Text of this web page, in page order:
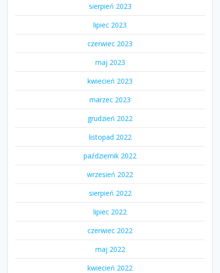
sierpień 2023
lipiec 2023
czerwiec 2023
maj 2023
kwiecień 2023
marzec 2023
grudzień 2022
listopad 2022
październik 2022
wrzesień 2022
sierpień 2022
lipiec 2022
czerwiec 2022
maj 2022
kwiecień 2022